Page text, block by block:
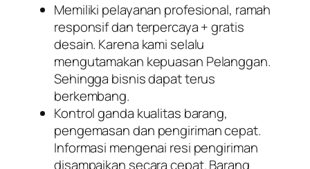
Memiliki pelayanan profesional, ramah
responsif dan terpercaya + gratis
desain. Karena kami selalu
mengutamakan kepuasan Pelanggan.
Sehingga bisnis dapat terus
berkembang.
Kontrol ganda kualitas barang,
pengemasan dan pengiriman cepat.
Informasi mengenai resi pengiriman
disampaikan secara cepat. Barang